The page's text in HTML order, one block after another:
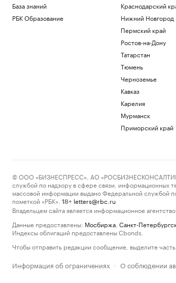
База знаний
РБК Образование
Краснодарский
Нижний Новгород
Пермский край
Ростов-на-Дону
Татарстан
Тюмень
Черноземье
Кавказ
Карелия
Мурманск
Приморский край
© ООО «БИЗНЕСПРЕСС», АО «РОСБИЗНЕСКОНСАЛТИНГ»,
службой по надзору в сфере связи, информационных
массовой информации выдано Федеральной службой
пометкой «РБК».
18+ letters@rbc.ru
Владельцем сайта является информационное агентство
Данные предоставлены: Мосбиржа Санкт-
Индексы облигаций предоставлены Cbonds.
Чтобы отправить редакции сообщение, выделите
Информация об ограничениях · О соблюдении